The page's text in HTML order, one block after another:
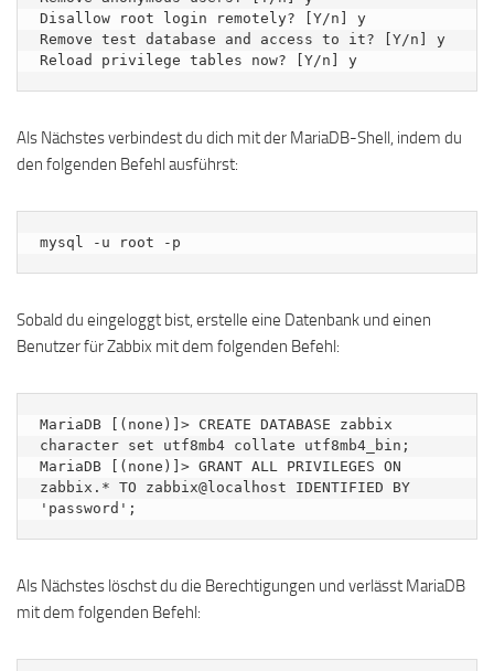
Disallow root login remotely? [Y/n] y
Remove test database and access to it? [Y/n] y
Als Nächstes verbindest du dich mit der MariaDB-Shell, indem du
den folgenden Befehl ausführst:
mysql -u root -p
Sobald du eingeloggt bist, erstelle eine Datenbank und einen
Benutzer für Zabbix mit dem folgenden Befehl:
MariaDB [(none)]> CREATE DATABASE zabbix
character set utf8mb4 collate utf8mb4_bin;
MariaDB [(none)]> GRANT ALL PRIVILEGES ON
zabbix.* TO zabbix@localhost IDENTIFIED BY
'password';
Als Nächstes löschst du die Berechtigungen und verlässt MariaDB
mit dem folgenden Befehl: